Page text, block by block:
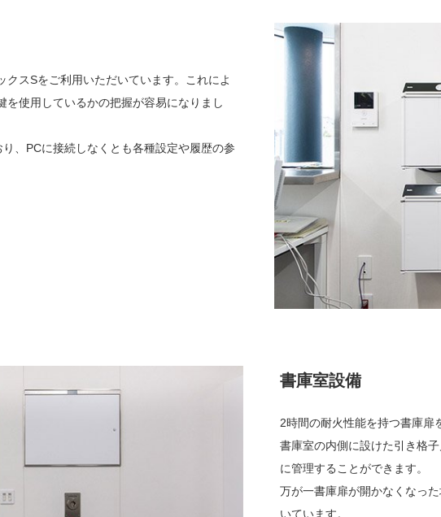
スSをご利用いただいています。これによ
を使用しているかの把握が容易になりまし
、PCに接続しなくとも各種設定や履歴の参
書庫室設備
2時間の耐火性能を持つ書庫扉
書庫室の内側に設けた引き格
に管理することができます。
万が一書庫扉が開かなくなっ
いています。